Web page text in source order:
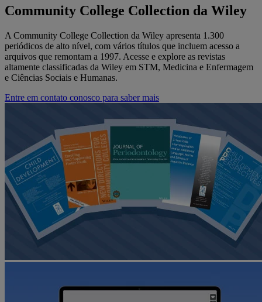
Community College Collection da Wiley
A Community College Collection da Wiley apresenta 1.300
periódicos de alto nível, com vários títulos que incluem acesso a
arquivos que remontam a 1997. Acesse e explore as revistas
altamente classificadas da Wiley em STM, Medicina e Enfermagem
e Ciências Sociais e Humanas.
Entre em contato conosco para saber mais